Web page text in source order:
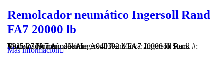
Remolcador neumático Ingersoll Rand
FA7 20000 lb
Remolcador neumático Ingersoll Rand FA7 20000 lb Stock #: T335-27 Número de serie: A040392 Marca: Ingersoll Rand Modelo: FA7 Año: N/A
Más información